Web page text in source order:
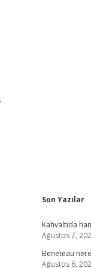
Son Yazılar
Kahvaltıda
Ağustos 7,
Beneteau
Ağustos 6,